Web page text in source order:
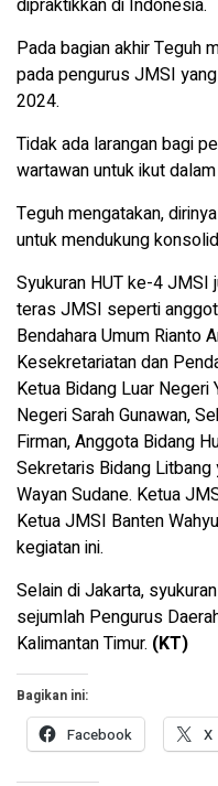
dipraktikkan di Indonesia.
Pada bagian akhir Teguh
pada pengurus JMSI
2024.
Tidak ada larangan bagi
wartawan untuk ikut
Teguh mengatakan,
untuk mendukung
Syukuran HUT ke-4 JMSI
teras JMSI seperti
Bendahara Umum Rianto
Kesekretariatan dan
Ketua Bidang Luar Negeri
Negeri Sarah Gunawan,
Firman, Anggota Bidang
Sekretaris Bidang
Wayan Sudane. Ketua
Ketua JMSI Banten
kegiatan ini.
Selain di Jakarta,
sejumlah Pengurus
Kalimantan Timur. (KT)
Bagikan ini:
Facebook X